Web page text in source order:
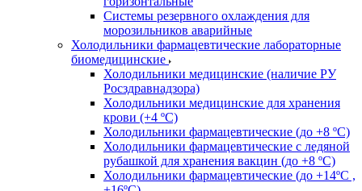
Системы резервного охлаждения для
морозильников аварийные
Холодильники фармацевтические лабораторные
биомедицинские
Холодильники медицинские (наличие РУ
Росздравнадзора)
Холодильники медицинские для хранения
крови (+4 ºС)
Холодильники фармацевтические (до +8 ºС)
Холодильники фармацевтические с ледяной
рубашкой для хранения вакцин (до +8 ºС)
Холодильники фармацевтические (до +14ºС ,